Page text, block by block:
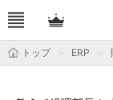
トップ ERP